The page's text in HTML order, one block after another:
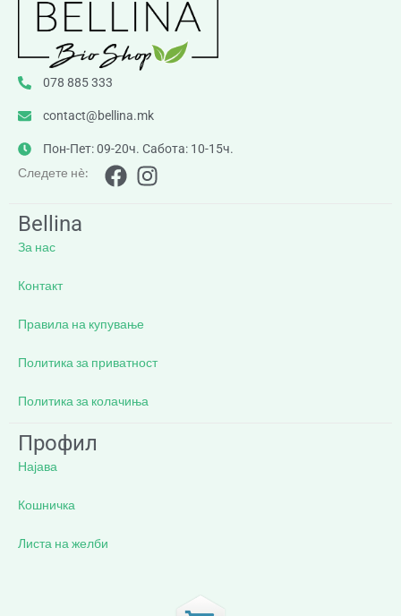
078 885 333
contact@bellina.mk
Пон-Пет: 09-20ч. Сабота: 10-15ч.
Следете нè:
Bellina
За нас
Контакт
Правила на купување
Политика за приватност
Политика за колачиња
Профил
Најава
Кошничка
Листа на желби